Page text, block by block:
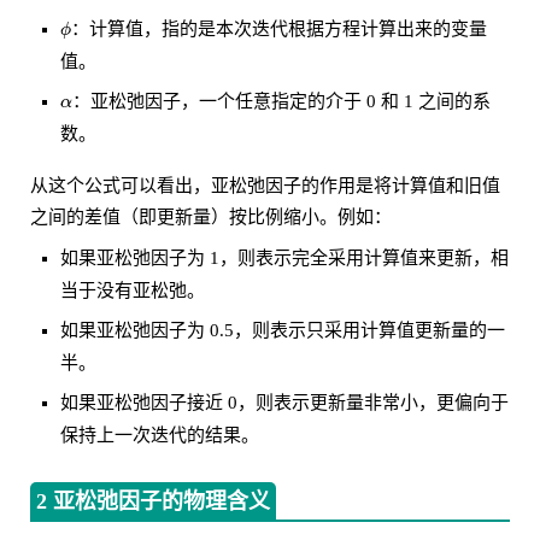
：计算值，指的是本次迭代根据方程计算出来的变量
值。
：亚松弛因子，一个任意指定的介于 0 和 1 之间的系
数。
从这个公式可以看出，亚松弛因子的作用是将计算值和旧值
之间的差值（即更新量）按比例缩小。例如：
如果亚松弛因子为 1，则表示完全采用计算值来更新，相
当于没有亚松弛。
如果亚松弛因子为 0.5，则表示只采用计算值更新量的一
半。
如果亚松弛因子接近 0，则表示更新量非常小，更偏向于
保持上一次迭代的结果。
2 亚松弛因子的物理含义